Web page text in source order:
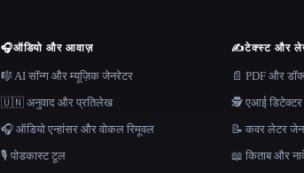
🎧ऑडियो और आवाज़
🎼 AI सॉन्ग और म्यूज़िक जेनरेटर
🇺🇳 अनुवाद और प्रतिलेख
🎧 ऑडियो एन्हांसर और वोकल रिमूवल
🎙️ पोडकास्ट टूल
✍️टेक्स्ट और
📄 PDF और
🕵️ एआई डिटेक्टर
📝 कवर लेटर
📖 किताब और